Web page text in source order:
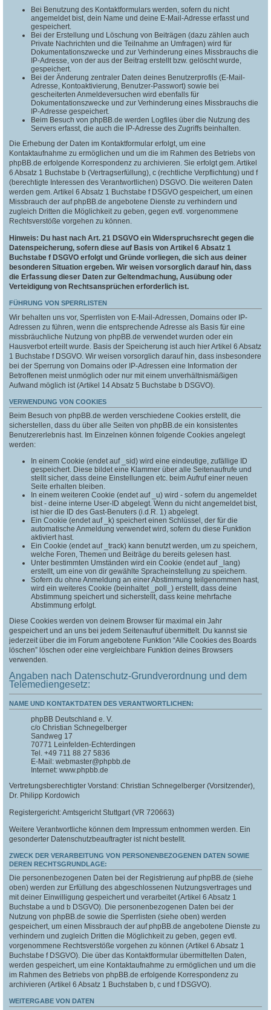
Bei Benutzung des Kontaktformulars werden, sofern du nicht
angemeldet bist, dein Name und deine E-Mail-Adresse erfasst und
gespeichert.
Bei der Erstellung und Löschung von Beiträgen (dazu zählen auch
Private Nachrichten und die Teilnahme an Umfragen) wird für
Dokumentationszwecke und zur Verhinderung eines Missbrauchs die
IP-Adresse, von der aus der Beitrag erstellt bzw. gelöscht wurde,
gespeichert.
Bei der Änderung zentraler Daten deines Benutzerprofils (E-Mail-
Adresse, Kontoaktivierung, Benutzer-Passwort) sowie bei
gescheiterten Anmeldeversuchen wird ebenfalls für
Dokumentationszwecke und zur Verhinderung eines Missbrauchs die
IP-Adresse gespeichert.
Beim Besuch von phpBB.de werden Logfiles über die Nutzung des
Servers erfasst, die auch die IP-Adresse des Zugriffs beinhalten.
Die Erhebung der Daten im Kontaktformular erfolgt, um eine
Kontaktaufnahme zu ermöglichen und um die im Rahmen des Betriebs von
phpBB.de erfolgende Korrespondenz zu archivieren. Sie erfolgt gem. Artikel
6 Absatz 1 Buchstabe b (Vertragserfüllung), c (rechtliche Verpflichtung) und f
(berechtigte Interessen des Verantwortlichen) DSGVO. Die weiteren Daten
werden gem. Artikel 6 Absatz 1 Buchstabe f DSGVO gespeichert, um einen
Missbrauch der auf phpBB.de angebotene Dienste zu verhindern und
zugleich Dritten die Möglichkeit zu geben, gegen evtl. vorgenommene
Rechtsverstöße vorgehen zu können.
Hinweis: Du hast nach Art. 21 DSGVO ein Widerspruchsrecht gegen die
Datenspeicherung, sofern diese auf Basis von Artikel 6 Absatz 1
Buchstabe f DSGVO erfolgt und Gründe vorliegen, die sich aus deiner
besonderen Situation ergeben. Wir weisen vorsorglich darauf hin, dass
die Erfassung dieser Daten zur Geltendmachung, Ausübung oder
Verteidigung von Rechtsansprüchen erforderlich ist.
FÜHRUNG VON SPERRLISTEN
Wir behalten uns vor, Sperrlisten von E-Mail-Adressen, Domains oder IP-
Adressen zu führen, wenn die entsprechende Adresse als Basis für eine
missbräuchliche Nutzung von phpBB.de verwendet wurden oder ein
Hausverbot erteilt wurde. Basis der Speicherung ist auch hier Artikel 6 Absatz
1 Buchstabe f DSGVO. Wir weisen vorsorglich darauf hin, dass insbesondere
bei der Sperrung von Domains oder IP-Adressen eine Information der
Betroffenen meist unmöglich oder nur mit einem unverhältnismäßigen
Aufwand möglich ist (Artikel 14 Absatz 5 Buchstabe b DSGVO).
VERWENDUNG VON COOKIES
Beim Besuch von phpBB.de werden verschiedene Cookies erstellt, die
sicherstellen, dass du über alle Seiten von phpBB.de ein konsistentes
Benutzererlebnis hast. Im Einzelnen können folgende Cookies angelegt
werden:
In einem Cookie (endet auf _sid) wird eine eindeutige, zufällige ID
gespeichert. Diese bildet eine Klammer über alle Seitenaufrufe und
stellt sicher, dass deine Einstellungen etc. beim Aufruf einer neuen
Seite erhalten bleiben.
In einem weiteren Cookie (endet auf _u) wird - sofern du angemeldet
bist - deine interne User-ID abgelegt. Wenn du nicht angemeldet bist,
ist hier die ID des Gast-Benuters (i.d.R. 1) abgelegt.
Ein Cookie (endet auf _k) speichert einen Schlüssel, der für die
automatische Anmeldung verwendet wird, sofern du diese Funktion
aktiviert hast.
Ein Cookie (endet auf _track) kann benutzt werden, um zu speichern,
welche Foren, Themen und Beiträge du bereits gelesen hast.
Unter bestimmten Umständen wird ein Cookie (endet auf _lang)
erstellt, um eine von dir gewählte Spracheinstellung zu speichern.
Sofern du ohne Anmeldung an einer Abstimmung teilgenommen hast,
wird ein weiteres Cookie (beinhaltet _poll_) erstellt, dass deine
Abstimmung speichert und sicherstellt, dass keine mehrfache
Abstimmung erfolgt.
Diese Cookies werden von deinem Browser für maximal ein Jahr
gespeichert und an uns bei jedem Seitenaufruf übermittelt. Du kannst sie
jederzeit über die im Forum angebotene Funktion “Alle Cookies des Boards
löschen” löschen oder eine vergleichbare Funktion deines Browsers
verwenden.
Angaben nach Datenschutz-Grundverordnung und dem
Telemediengesetz:
NAME UND KONTAKTDATEN DES VERANTWORTLICHEN:
phpBB Deutschland e. V.
c/o Christian Schnegelberger
Sandweg 17
70771 Leinfelden-Echterdingen
Tel. +49 711 88 27 5836
E-Mail: webmaster@phpbb.de
Internet: www.phpbb.de
Vertretungsberechtigter Vorstand: Christian Schnegelberger (Vorsitzender),
Dr. Philipp Kordowich
Registergericht: Amtsgericht Stuttgart (VR 720663)
Weitere Verantwortliche können dem Impressum entnommen werden. Ein
gesonderter Datenschutzbeauftragter ist nicht bestellt.
ZWECK DER VERARBEITUNG VON PERSONENBEZOGENEN DATEN SOWIE
DEREN RECHTSGRUNDLAGE:
Die personenbezogenen Daten bei der Registrierung auf phpBB.de (siehe
oben) werden zur Erfüllung des abgeschlossenen Nutzungsvertrages und
mit deiner Einwilligung gespeichert und verarbeitet (Artikel 6 Absatz 1
Buchstabe a und b DSGVO). Die personenbezogenen Daten bei der
Nutzung von phpBB.de sowie die Sperrlisten (siehe oben) werden
gespeichert, um einen Missbrauch der auf phpBB.de angebotene Dienste zu
verhindern und zugleich Dritten die Möglichkeit zu geben, gegen evtl.
vorgenommene Rechtsverstöße vorgehen zu können (Artikel 6 Absatz 1
Buchstabe f DSGVO). Die über das Kontaktformular übermittelten Daten,
werden gespeichert, um eine Kontaktaufnahme zu ermöglichen und um die
im Rahmen des Betriebs von phpBB.de erfolgende Korrespondenz zu
archivieren (Artikel 6 Absatz 1 Buchstaben b, c und f DSGVO).
WEITERGABE VON DATEN